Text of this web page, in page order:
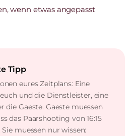
wenn etwas angepasst
Tipp
eures Zeitplans: Eine
und die Dienstleister, eine
die Gaeste. Gaeste muessen
das Paarshooting von 16:15
Sie muessen nur wissen: